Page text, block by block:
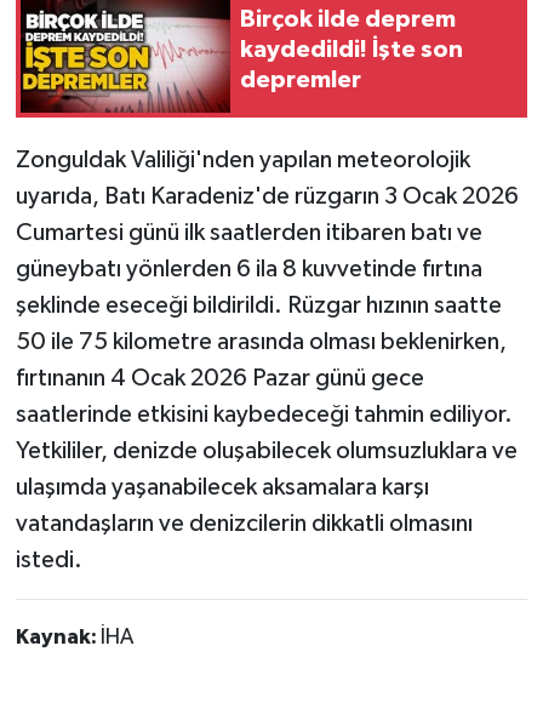
Birçok ilde deprem
kaydedildi! İşte son
depremler
Zonguldak Valiliği'nden yapılan meteorolojik
uyarıda, Batı Karadeniz'de rüzgarın 3 Ocak 2026
Cumartesi günü ilk saatlerden itibaren batı ve
güneybatı yönlerden 6 ila 8 kuvvetinde fırtına
şeklinde eseceği bildirildi. Rüzgar hızının saatte
50 ile 75 kilometre arasında olması beklenirken,
fırtınanın 4 Ocak 2026 Pazar günü gece
saatlerinde etkisini kaybedeceği tahmin ediliyor.
Yetkililer, denizde oluşabilecek olumsuzluklara ve
ulaşımda yaşanabilecek aksamalara karşı
vatandaşların ve denizcilerin dikkatli olmasını
istedi.
Kaynak: İHA
Gökçebey
GÜNDEM
Kilimli
Kültür - Sanat
MAGAZİN
Politika
Resmi İlan
Röportaj